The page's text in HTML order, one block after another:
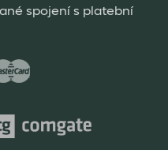
spojení s platební